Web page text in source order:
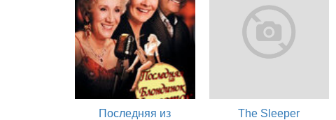
Последняя из
The Sleeper